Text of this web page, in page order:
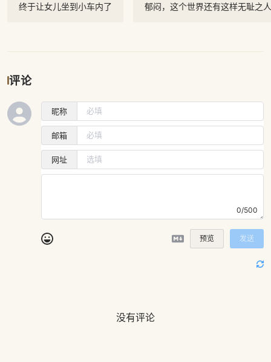
终于让女儿坐到小车内了 郁闷，这个世界还有这样无耻之人
评论
昵称
邮箱
网址
0/500
预览 发送
没有评论